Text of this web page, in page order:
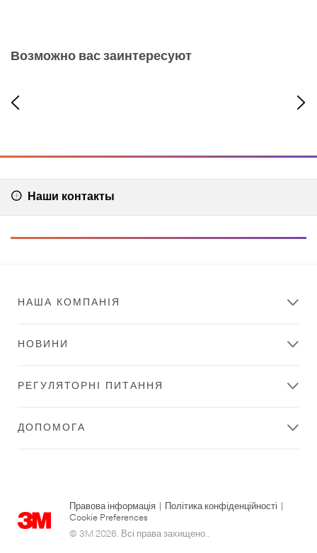
Возможно вас заинтересуют
Наши контакты
НАША КОМПАНІЯ
НОВИНИ
РЕГУЛЯТОРНІ ПИТАННЯ
ДОПОМОГА
Правова інформація Політика конфіденційності
Cookie Preferences
© 3M 2026. Всі права захищено..